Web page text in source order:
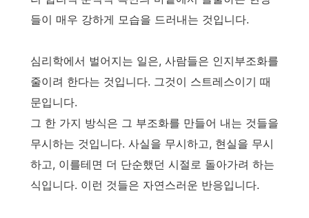
들이 매우 강하게 모습을 드러내는 것입니다.
심리학에서 벌어지는 일은, 사람들은 인지부조화를
줄이려 한다는 것입니다. 그것이 스트레스이기 때
문입니다.
그 한 가지 방식은 그 부조화를 만들어 내는 것들을
무시하는 것입니다. 사실을 무시하고, 현실을 무시
하고, 이를테면 더 단순했던 시절로 돌아가려 하는
식입니다. 이런 것들은 자연스러운 반응입니다.